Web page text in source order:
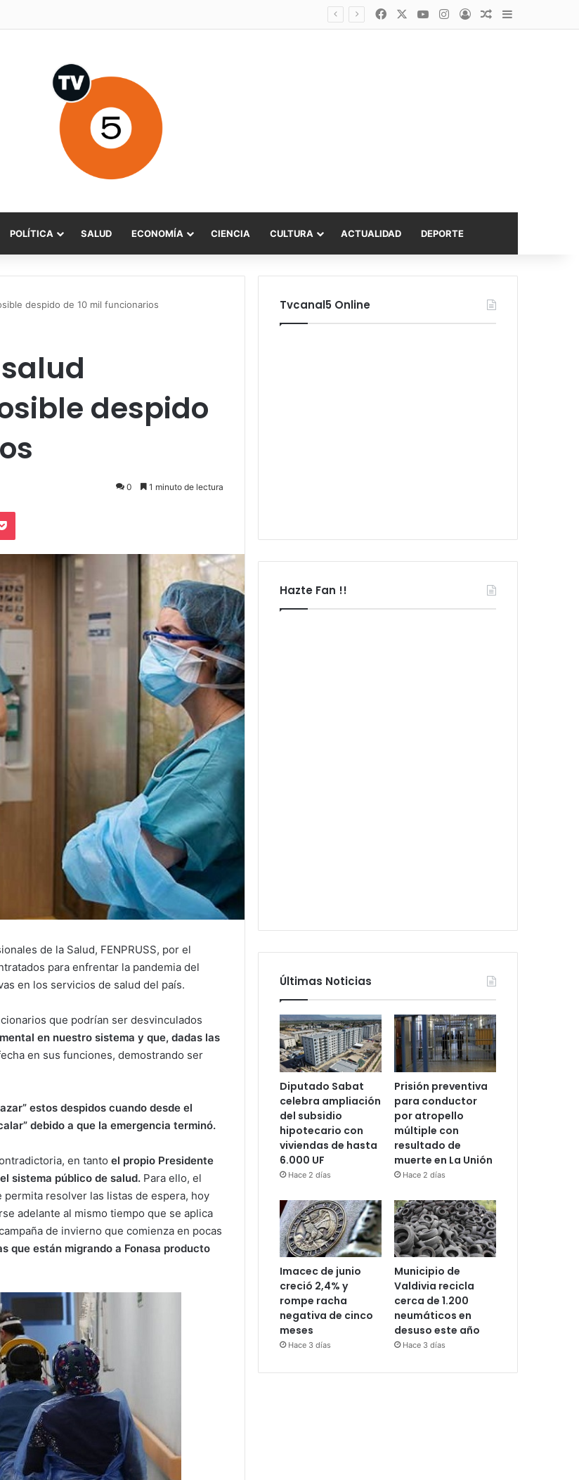
ampliación del subsidio hipotecario con viviendas de hasta 6.000 UF FacebookYouTubeInstagram
AccesoPublicación al
Barra lateral
POLÍTICA SALUD ECONOMÍA CIENCIA CULTURA ACTUALIDAD DEPORTE
despido de 10 mil funcionarios
despido
0 1 minuto de lectura
Pocket
de la Salud, FENPRUSS, por el
para enfrentar la pandemia del
en los servicios de salud del país.
que podrían ser desvinculados
en nuestro sistema y que, dadas las
en sus funciones, demostrando ser
estos despidos cuando desde el
debido a que la emergencia terminó.
en tanto el propio Presidente
sistema público de salud. Para ello, el
resolver las listas de espera, hoy
adelante al mismo tiempo que se aplica
de invierno que comienza en pocas
que están migrando a Fonasa producto
Tvcanal5 Online
Hazte Fan !!
Últimas Noticias
Diputado Sabat
celebra ampliación
del subsidio
hipotecario con
viviendas de hasta
6.000 UF
Hace 2 días
Prisión preventiva
para conductor
por atropello
múltiple con
resultado de
muerte en La Unión
Hace 2 días
Imacec de junio
creció 2,4% y
rompe racha
negativa de cinco
meses
Hace 3 días
Municipio de
Valdivia recicla
cerca de 1.200
neumáticos en
desuso este año
Hace 3 días